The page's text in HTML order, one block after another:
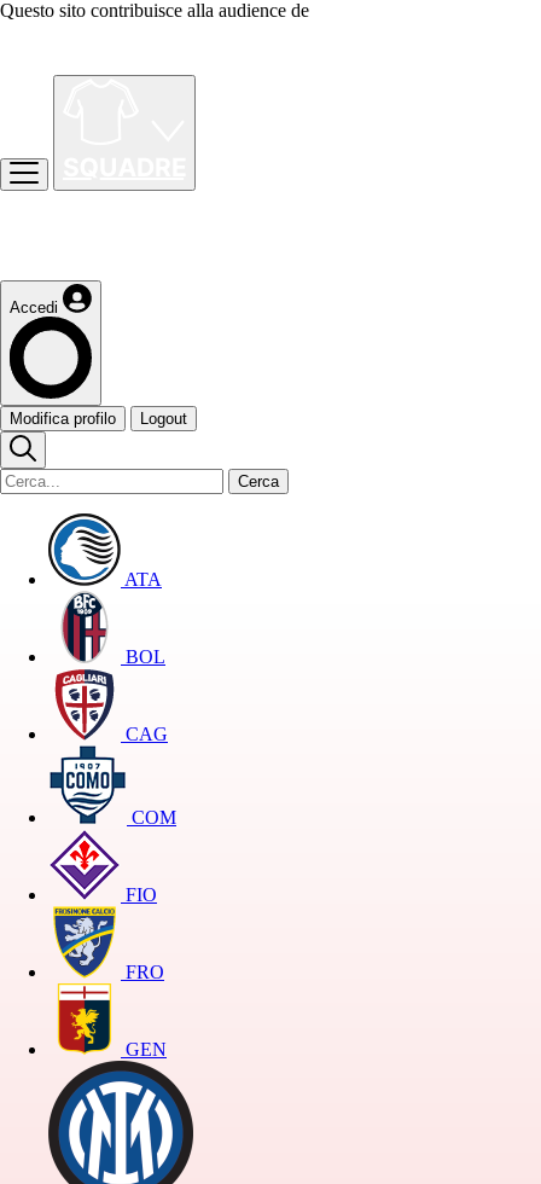
Questo sito contribuisce alla audience de
Accedi
Modifica profilo Logout
Cerca
ATA
BOL
CAG
COM
FIO
FRO
GEN